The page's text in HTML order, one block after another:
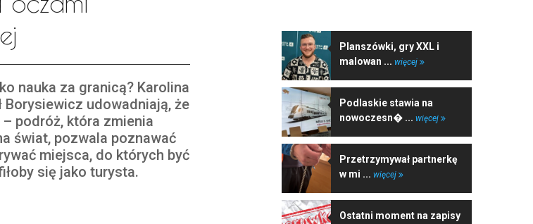
nauka za granicą? Karolina
Borysiewicz udowadniają, że
podróż, która zmienia
świat, pozwala poznawać
miejsca, do których być
się jako turysta.
Planszówki, gry XXL i
malowan ... więcej
Podlaskie stawia na
nowoczesn� ... więcej
Przetrzymywał partnerkę
w mi ... więcej
Ostatni moment na zapisy